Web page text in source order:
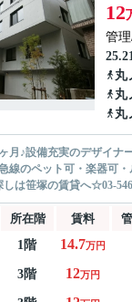
12
管
丸
丸
丸
月♪設備充実のデザイナ
線のペット可・楽器可
しは笹塚の賃貸へ☆03-
所在階 賃料
1階 14.7万円
3階 12万円